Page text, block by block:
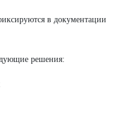
в документации
решения: